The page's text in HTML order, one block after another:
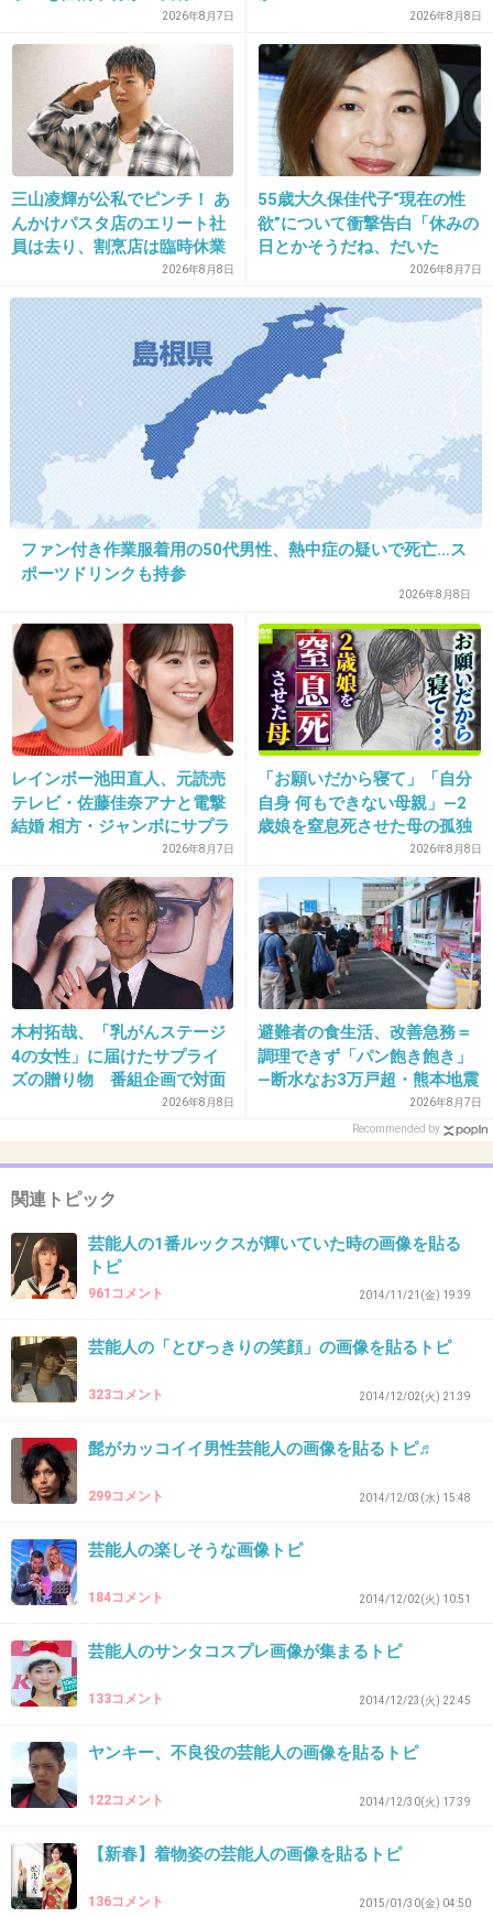
+1254 -109
26. 匿名2015/08/11(火) 08:47:57
ういういしい
+53 -404
27. 匿名 2015/08/11(火) 08:48:01
+351
28. 匿名 2015/08/11(火) 08:48:09
三浦春馬
-21
29. 匿名2015/08/11(火) 08:48:18
お願い！誰なのか書いてー！
19は柴崎コウ？
わかんないよー
+50 -132
30. 匿名 2015/08/11(火) 08:48:49
亀梨君
金八時代
出典：p.twpl.jp
31. 匿名 2015/08/11(火) 08:49:30
デヴィ夫人
+824
32. 匿名2015/08/11(火) 08:50:06
奥菜恵さん
出典：www.officiallyjd.com
-29
33. 匿名 2015/08/11(火) 08:50:15
+23
バイトの56歳男を逮捕 千葉
2026年8月7日 2026年8月8日
三山凌輝が公私でピンチ！ あ
んかけパスタ店のエリート社
員は去り、割烹店は臨時休業
2026年8月8日
55歳大久保佳代子“現在の性
欲”について衝撃告白「休みの
日とかそうだね、だいた
2026年8月7日
ファン付き作業服着用の50代男性、熱中症の疑いで死亡…ス
ポーツドリンクも持参
2026年8月8日
レインボー池田直人、元読売
テレビ・佐藤佳奈アナと電撃
結婚 相方・ジャンボにサプラ
2026年8月7日
「お願いだから寝て」「自分
自身 何もできない母親」―2
歳娘を窒息死させた母の孤独
「娘は『ママどうして』と」
限界の年子ワンオペ育児 法
廷での懺悔と声なきSOS
2026年8月8日
木村拓哉、「乳がんステージ
4の女性」に届けたサプライ
ズの贈り物 番組企画で対面
したファンが、夢と希望を与
2026年8月8日
避難者の食生活、改善急務＝
調理できず「パン飽き飽き」
―断水なお3万戸超・熊本地震
2026年8月7日
Recommended by
関連トピック
芸能人の1番ルックスが輝いていた時の画像を貼る
トピ
961コメント 2014/11/21(金) 19:39
芸能人の「とびっきりの笑顔」の画像を貼るトピ
323コメント 2014/12/02(火) 21:39
髭がカッコイイ男性芸能人の画像を貼るトピ♬
299コメント 2014/12/03(水) 15:48
芸能人の楽しそうな画像トピ
184コメント 2014/12/02(火) 10:51
芸能人のサンタコスプレ画像が集まるトピ
133コメント 2014/12/23(火) 22:45
ヤンキー、不良役の芸能人の画像を貼るトピ
122コメント 2014/12/30(火) 17:39
【新春】着物姿の芸能人の画像を貼るトピ
136コメント 2015/01/30(金) 04:50